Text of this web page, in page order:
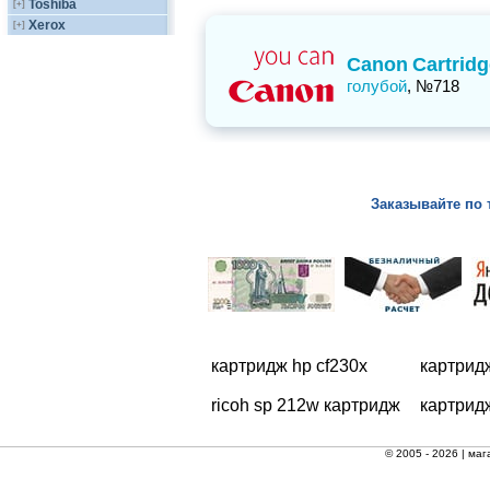
[+] Toshiba
[+] Xerox
Canon
голубой, №718
Заказывайте по
картридж hp cf230x
ricoh sp 212w картридж
© 2005 - 2026 |